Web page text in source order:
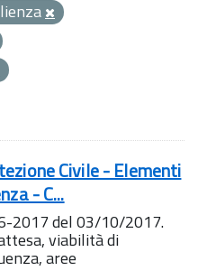
Civile - Elementi
- C...
2017 del 03/10/2017.
viabilità di
aree